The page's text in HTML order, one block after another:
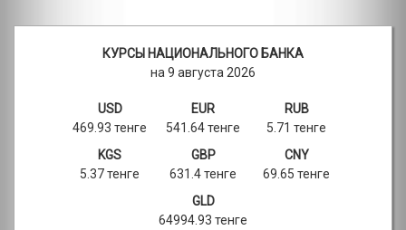
КУРСЫ НАЦИОНАЛЬНОГО БАНКА
на 9 августа 2026
USD
469.93 тенге
EUR
541.64 тенге
RUB
5.71 тенге
KGS
5.37 тенге
GBP
631.4 тенге
CNY
69.65 тенге
GLD
64994.93 тенге